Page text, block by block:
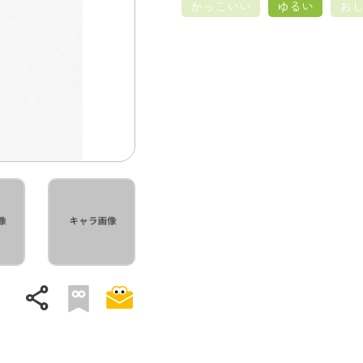
share
かっこいい
ゆるい お